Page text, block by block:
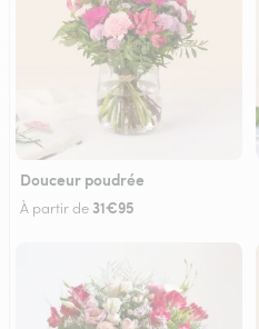
Douceur poudrée
À partir de 31€95